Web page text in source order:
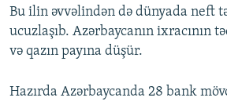
Bu ilin əvvəlindən də dünyada neft
ucuzlaşıb. Azərbaycanın ixracının
və qazın payına düşür.
Hazırda Azərbaycanda 28 bank